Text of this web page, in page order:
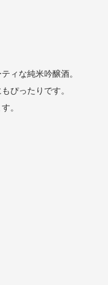
ィな純米吟醸酒。
ぴったりです。
。